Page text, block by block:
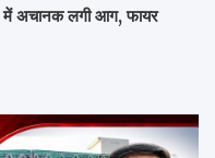
में अचानक लगी आग, फायर